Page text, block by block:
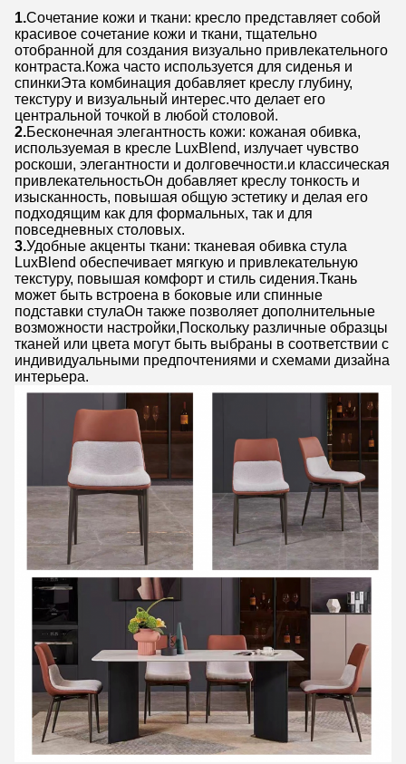
1.Сочетание кожи и ткани: кресло представляет собой
красивое сочетание кожи и ткани, тщательно
отобранной для создания визуально привлекательного
контраста.Кожа часто используется для сиденья и
спинкиЭта комбинация добавляет креслу глубину,
текстуру и визуальный интерес.что делает его
центральной точкой в любой столовой.
2.Бесконечная элегантность кожи: кожаная обивка,
используемая в кресле LuxBlend, излучает чувство
роскоши, элегантности и долговечности.и классическая
привлекательностьОн добавляет креслу тонкость и
изысканность, повышая общую эстетику и делая его
подходящим как для формальных, так и для
повседневных столовых.
3.Удобные акценты ткани: тканевая обивка стула
LuxBlend обеспечивает мягкую и привлекательную
текстуру, повышая комфорт и стиль сидения.Ткань
может быть встроена в боковые или спинные
подставки стулаОн также позволяет дополнительные
возможности настройки,Поскольку различные образцы
тканей или цвета могут быть выбраны в соответствии с
индивидуальными предпочтениями и схемами дизайна
интерьера.